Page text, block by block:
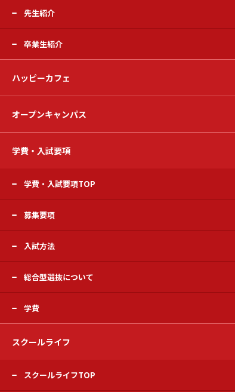
先生紹介
卒業生紹介
ハッピーカフェ
オープンキャンパス
学費・入試要項
学費・入試要項TOP
募集要項
入試方法
総合型選抜について
学費
スクールライフ
スクールライフTOP